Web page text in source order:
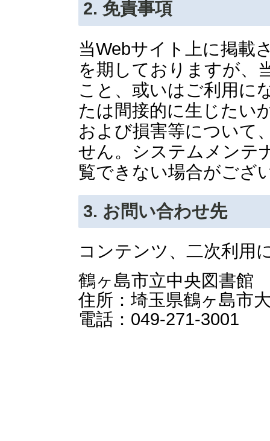
2. 免責事項
当Webサイト上に掲載
を期しておりますが、
こと、或いはご利用に
たは間接的に生じたい
および損害等について
せん。システムメンテ
覧できない場合がござ
3. お問い合わせ先
コンテンツ、二次利用
鶴ヶ島市立中央図書館
住所：埼玉県鶴ヶ島市
電話：049-271-3001